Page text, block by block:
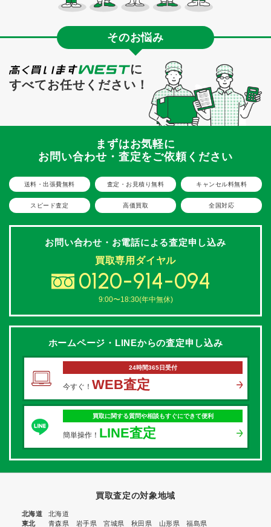
そのお悩み
に
すべてお任せください！
まずはお気軽に
お問い合わせ・査定をご依頼ください
送料・出張費無料 査定・お見積り無料 キャンセル料無料
スピード査定 高価買取 全国対応
お問い合わせ・お電話による査定申し込み
買取専用ダイヤル
0120-914-094
9:00〜18:30(年中無休)
ホームページ・LINEからの査定申し込み
24時間365日受付
今すぐ！ WEB査定
買取に関する質問や相談もすぐにできて便利
簡単操作！ LINE査定
買取査定の対象地域
北海道
北海道
東北
青森県 岩手県 宮城県 秋田県 山形県
福島県